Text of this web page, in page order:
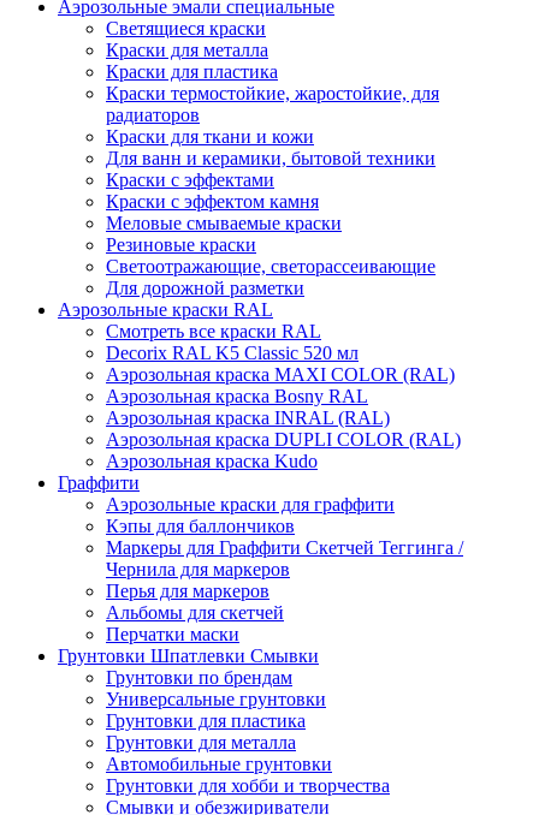
Аэрозольные эмали специальные
Светящиеся краски
Краски для металла
Краски для пластика
Краски термостойкие, жаростойкие, для
радиаторов
Краски для ткани и кожи
Для ванн и керамики, бытовой техники
Краски с эффектами
Краски с эффектом камня
Меловые смываемые краски
Резиновые краски
Светоотражающие, светорассеивающие
Для дорожной разметки
Аэрозольные краски RAL
Смотреть все краски RAL
Decorix RAL K5 Classic 520 мл
Аэрозольная краска MAXI COLOR (RAL)
Аэрозольная краска Bosny RAL
Аэрозольная краска INRAL (RAL)
Аэрозольная краска DUPLI COLOR (RAL)
Аэрозольная краска Kudo
Граффити
Аэрозольные краски для граффити
Кэпы для баллончиков
Маркеры для Граффити Скетчей Теггинга /
Чернила для маркеров
Перья для маркеров
Альбомы для скетчей
Перчатки маски
Грунтовки Шпатлевки Смывки
Грунтовки по брендам
Универсальные грунтовки
Грунтовки для пластика
Грунтовки для металла
Автомобильные грунтовки
Грунтовки для хобби и творчества
Смывки и обезжириватели